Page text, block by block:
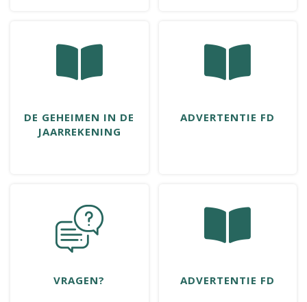
DE GEHEIMEN IN DE
JAARREKENING
ADVERTENTIE FD
VRAGEN? ADVERTENTIE FD